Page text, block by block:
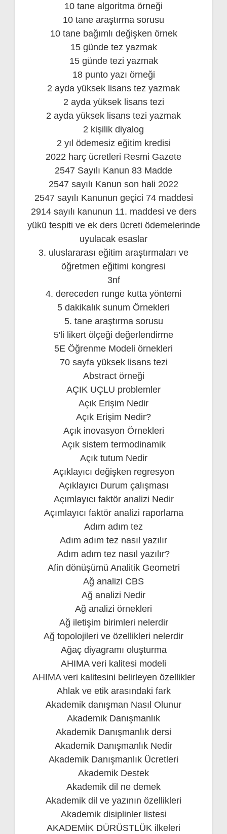
10 tane algoritma örneği
10 tane araştırma sorusu
10 tane bağımlı değişken örnek
15 günde tez yazmak
15 günde tezi yazmak
18 punto yazı örneği
2 ayda yüksek lisans tez yazmak
2 ayda yüksek lisans tezi
2 ayda yüksek lisans tezi yazmak
2 kişilik diyalog
2 yıl ödemesiz eğitim kredisi
2022 harç ücretleri Resmi Gazete
2547 Sayılı Kanun 83 Madde
2547 sayılı Kanun son hali 2022
2547 sayılı Kanunun geçici 74 maddesi
2914 sayılı kanunun 11. maddesi ve ders
yükü tespiti ve ek ders ücreti ödemelerinde
uyulacak esaslar
3. uluslararası eğitim araştırmaları ve
öğretmen eğitimi kongresi
3nf
4. dereceden runge kutta yöntemi
5 dakikalık sunum Örnekleri
5. tane araştırma sorusu
5'li likert ölçeği değerlendirme
5E Öğrenme Modeli örnekleri
70 sayfa yüksek lisans tezi
Abstract örneği
AÇIK UÇLU problemler
Açık Erişim Nedir
Açık Erişim Nedir?
Açık inovasyon Örnekleri
Açık sistem termodinamik
Açık tutum Nedir
Açıklayıcı değişken regresyon
Açıklayıcı Durum çalışması
Açımlayıcı faktör analizi Nedir
Açımlayıcı faktör analizi raporlama
Adım adım tez
Adım adım tez nasıl yazılır
Adım adım tez nasıl yazılır?
Afin dönüşümü Analitik Geometri
Ağ analizi CBS
Ağ analizi Nedir
Ağ analizi örnekleri
Ağ iletişim birimleri nelerdir
Ağ topolojileri ve özellikleri nelerdir
Ağaç diyagramı oluşturma
AHIMA veri kalitesi modeli
AHIMA veri kalitesini belirleyen özellikler
Ahlak ve etik arasındaki fark
Akademik danışman Nasıl Olunur
Akademik Danışmanlık
Akademik Danışmanlık dersi
Akademik Danışmanlık Nedir
Akademik Danışmanlık Ücretleri
Akademik Destek
Akademik dil ne demek
Akademik dil ve yazının özellikleri
Akademik disiplinler listesi
AKADEMİK DÜRÜSTLÜK ilkeleri